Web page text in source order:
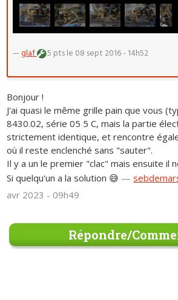
—glaf 5 ptsle 08 sept 2016 - 14h52
Bonjour !
J'ai quasi le même grille pain que vous
8430.02, série 05 5 C, mais la partie
strictement identique, et rencontre
où il reste enclenché sans "sauter".
Il y a un le premier "clac" mais ensuite il
Si quelqu'un a la solution 😅 —
avr 2023 - 09h49
Répondre/